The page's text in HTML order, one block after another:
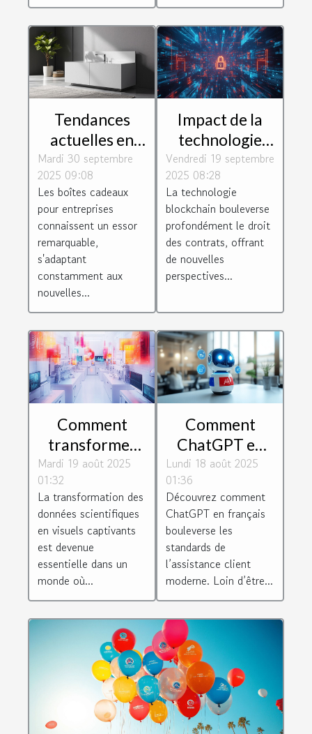
Tendances
actuelles en
matière de
boîtes cadeaux
pour
entreprises
Mardi 30 septembre
2025 09:08
Les boîtes cadeaux
pour entreprises
connaissent un essor
remarquable,
s'adaptant
constamment aux
nouvelles...
Impact de la
technologie
blockchain sur
le droit des
contrats
Vendredi 19 septembre
2025 08:28
La technologie
blockchain bouleverse
profondément le droit
des contrats, offrant
de nouvelles
perspectives...
Comment
transformer
les données
scientifiques en
visuels
captivants ?
Mardi 19 août 2025
01:32
La transformation des
données scientifiques
en visuels captivants
est devenue
essentielle dans un
monde où...
Comment
ChatGPT en
français
révolutionne-t-
il l'assistance
client ?
Lundi 18 août 2025
01:36
Découvrez comment
ChatGPT en français
bouleverse les
standards de
l’assistance client
moderne. Loin d’être...